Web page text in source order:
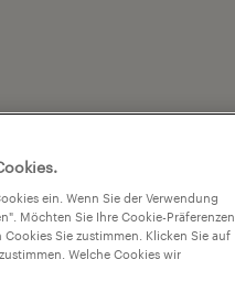
ein. Wenn Sie der Verwendung
Möchten Sie Ihre Cookie-Präferenzen
Sie zustimmen. Klicken Sie auf
Welche Cookies wir